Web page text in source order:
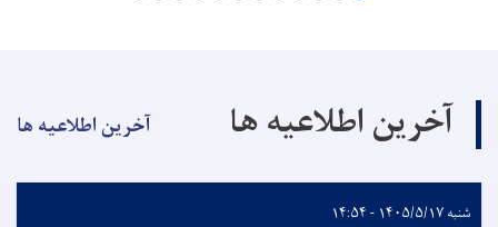
آخرین اطلاعیه ها آخرین اطلاعیه ها
شنبه ۱۴۰۵/۵/۱۷ - ۱۴:۵۴